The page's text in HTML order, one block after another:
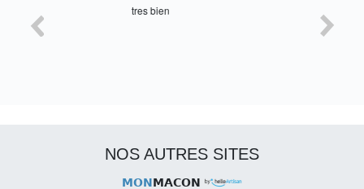
NOS AUTRES SITES
MONMACON